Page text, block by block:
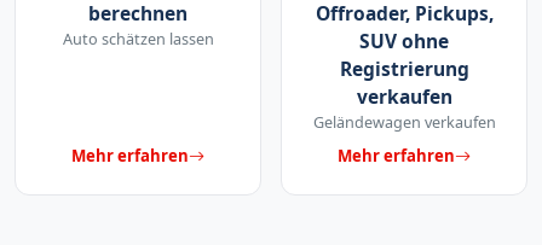
berechnen
Auto schätzen lassen
Mehr erfahren
Offroader, Pickups,
SUV ohne
Registrierung
verkaufen
Geländewagen verkaufen
Mehr erfahren